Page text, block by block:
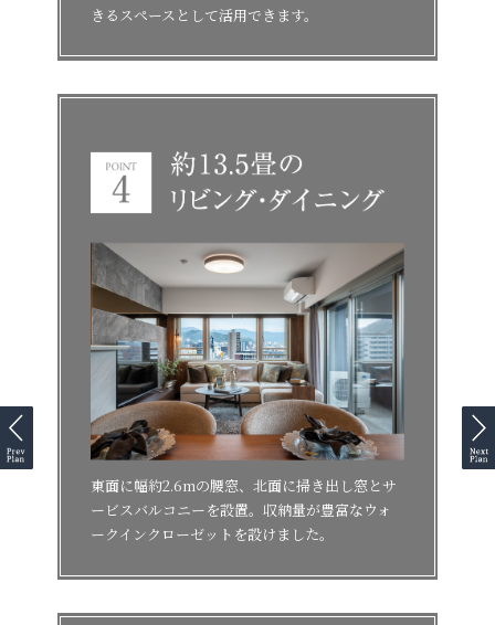
きるスペースとして活用できます。
東面に幅約2.6mの腰窓、北面に掃き出し窓とサ
ービスバルコニーを設置。収納量が豊富なウォ
ークインクローゼットを設けました。